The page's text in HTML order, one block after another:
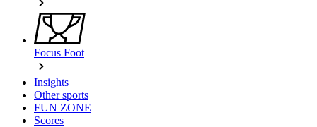
Focus Foot
Insights
Other sports
FUN ZONE
Scores